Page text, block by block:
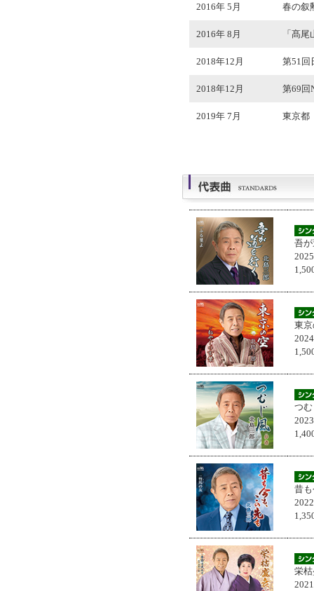
2016年 5月 春の叙
2016年 8月 「髙
2018年12月 第51回
2018年12月 第69回
2019年 7月 東京都
吾
東
つ
昔
栄